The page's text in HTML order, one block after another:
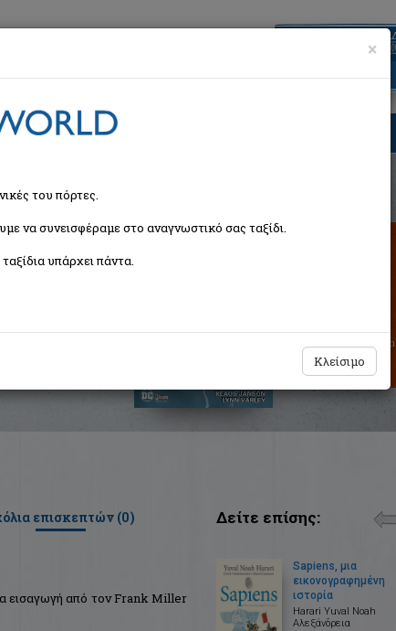
είναι άδειο
Δεν υπάρχει δυνατότητα
παραγγελίας
επισκεπτών (0)
εισαγωγή από τον Frank Miller
Δείτε επίσης:
Sapiens, μια
εικονογραφημένη
ιστορία
Harari Yuval Noah
Αλεξάνδρεια
×
του πόρτες.
να συνεισφέραμε στο αναγνωστικό σας ταξίδι.
υπάρχει πάντα.
Κλείσιμο